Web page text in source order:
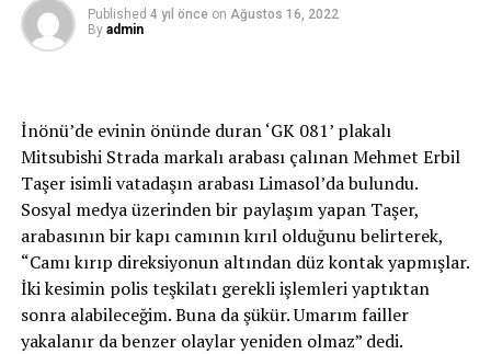
Rumlarda Erdoğan paniği
Published 4 yıl önce on Ağustos 16, 2022
By admin
İnönü’de evinin önünde duran ‘GK 081’ plakalı
Mitsubishi Strada markalı arabası çalınan Mehmet Erbil
Taşer isimli vatadaşın arabası Limasol’da bulundu.
Sosyal medya üzerinden bir paylaşım yapan Taşer,
arabasının bir kapı camının kırıl olduğunu belirterek,
“Camı kırıp direksiyonun altından düz kontak yapmışlar.
İki kesimin polis teşkilatı gerekli işlemleri yaptıktan
sonra alabileceğim. Buna da şükür. Umarım failler
yakalanır da benzer olaylar yeniden olmaz” dedi.